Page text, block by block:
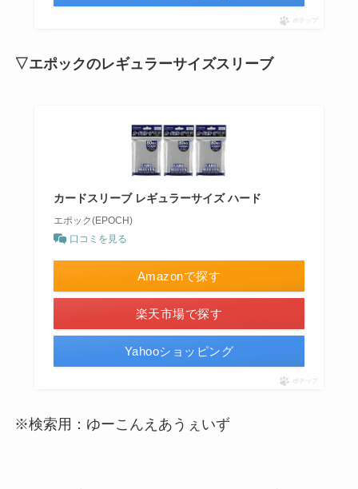
ポチップ
▽エポックのレギュラーサイズスリーブ
カードスリーブ レギュラーサイズ ハード
エポック(EPOCH)
口コミを見る
Amazonで探す
楽天市場で探す
Yahooショッピング
ポチップ
※検索用：ゆーこんえあうぇいず